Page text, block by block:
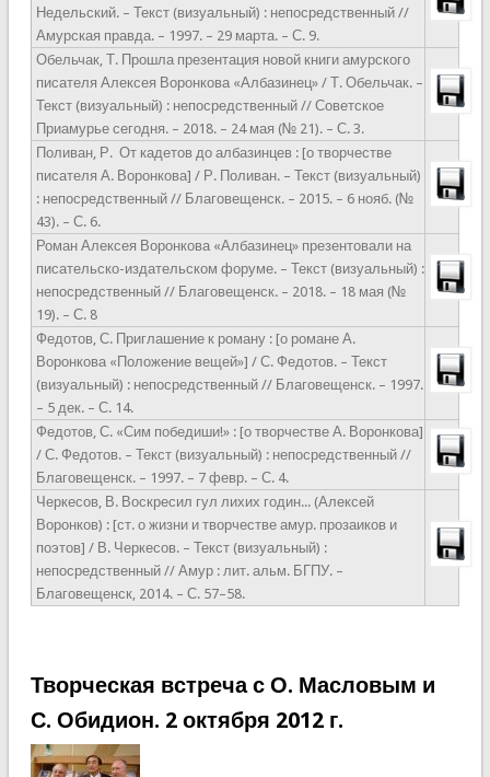
Недельский. – Текст (визуальный) : непосредственный //
Амурская правда. – 1997. – 29 марта. – С. 9.
Обельчак, Т. Прошла презентация новой книги амурского
писателя Алексея Воронкова «Албазинец» / Т. Обельчак. –
Текст (визуальный) : непосредственный // Советское
Приамурье сегодня. – 2018. – 24 мая (№ 21). – С. 3.
Поливан, Р. От кадетов до албазинцев : [о творчестве
писателя А. Воронкова] / Р. Поливан. – Текст (визуальный)
: непосредственный // Благовещенск. – 2015. – 6 нояб. (№
43). – С. 6.
Роман Алексея Воронкова «Албазинец» презентовали на
писательско-издательском форуме. – Текст (визуальный) :
непосредственный // Благовещенск. – 2018. – 18 мая (№
19). – С. 8
Федотов, С. Приглашение к роману : [о романе А.
Воронкова «Положение вещей»] / С. Федотов. – Текст
(визуальный) : непосредственный // Благовещенск. – 1997.
– 5 дек. – С. 14.
Федотов, С. «Сим победиши!» : [о творчестве А. Воронкова]
/ С. Федотов. – Текст (визуальный) : непосредственный //
Благовещенск. – 1997. – 7 февр. – С. 4.
Черкесов, В. Воскресил гул лихих годин... (Алексей
Воронков) : [ст. о жизни и творчестве амур. прозаиков и
поэтов] / В. Черкесов. – Текст (визуальный) :
непосредственный // Амур : лит. альм. БГПУ. –
Благовещенск, 2014. – С. 57–58.
Творческая встреча с О. Масловым и
С. Обидион. 2 октября 2012 г.